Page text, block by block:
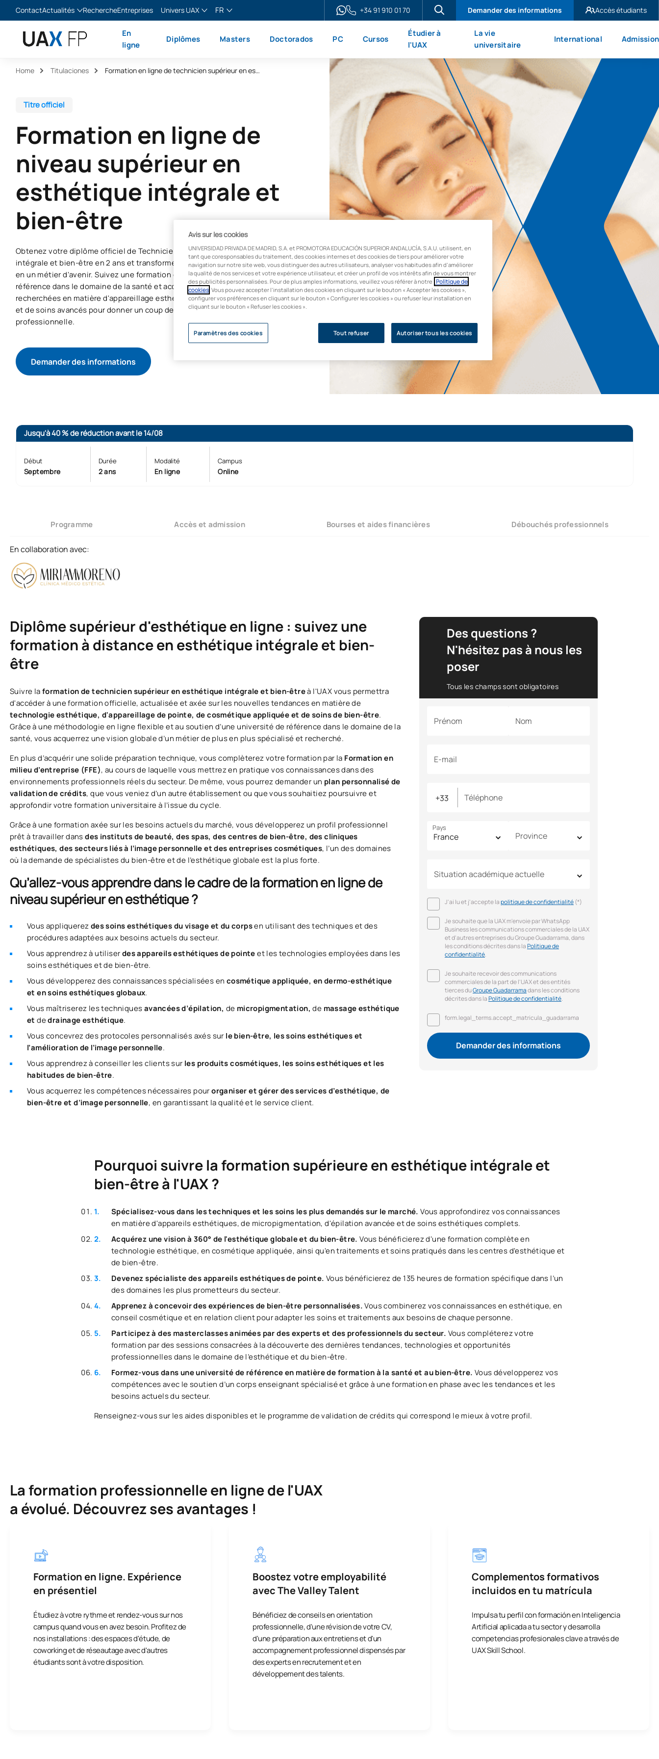
ContactActualités
Actualités
RechercheEntreprises
Univers UAX
FR
English
Italiano
+34 91 910 01 70 Demander des informations
Accès étudiants
UAX Mare Nostrum
En
ligne
Diplômes Masters Doctorados PC Cursos
Étudier à
l'UAX
La vie
universitaire
International Admission
Home Titulaciones Formation en ligne de technicien supérieur en esthétique et bien-être
Titre officiel
Formation en ligne de
niveau supérieur en
esthétique intégrale et
bien-être
Obtenez votre diplôme officiel de Technicien supérieur en esthétique
intégrale et bien-être en 2 ans et transformez votre passion pour l'esthétique
en un métier d'avenir. Suivez une formation en ligne dans une université de
référence dans le domaine de la santé et acquérez les compétences les plus
recherchées en matière d'appareillage esthétique, de cosmétique appliquée
et de soins avancés pour donner un coup de pouce à votre carrière
professionnelle.
Demander des informations
Jusqu'à 40 % de réduction avant le 14/08
Début
Septembre
Durée
2 ans
Modalité
En ligne
Campus
Online
Programme Accès et admission Bourses et aides financières Débouchés professionnels
En collaboration avec:
Diplôme supérieur d'esthétique en ligne : suivez une
formation à distance en esthétique intégrale et bien-
être
Suivre laformation de technicien supérieur en esthétique intégrale et bien-êtreà l'UAX vous permettra
d'accéder à une formation officielle, actualisée et axée sur les nouvelles tendances en matière de
technologie esthétique, d'appareillage de pointe, de cosmétique appliquée et de soins de bien-être.
Grâce à une méthodologie en ligne flexible et au soutien d’une université de référence dans le domaine de la
santé, vous acquerrez une vision globale d’un métier de plus en plus spécialisé et recherché.
En plus d’acquérir une solide préparation technique, vous complèterez votre formation par la Formation en
milieu d’entreprise (FFE), au cours de laquelle vous mettrez en pratique vos connaissances dans des
environnements professionnels réels du secteur. De même, vous pourrez demander un plan personnalisé de
validation de crédits, que vous veniez d’un autre établissement ou que vous souhaitiez poursuivre et
approfondir votre formation universitaire à l’issue du cycle.
Grâce à une formation axée sur les besoins actuels du marché, vous développerez un profil professionnel
prêt à travailler dansdes instituts de beauté, des spas, des centres de bien-être, des cliniques
esthétiques, des secteurs liés à l’image personnelle et des entreprises cosmétiques, l’un des domaines
où la demande de spécialistes du bien-être et de l’esthétique globale est la plus forte.
Qu’allez-vous apprendre dans le cadre de la formation en ligne de
niveau supérieur en esthétique ?
Vous appliquerezdes soins esthétiques du visage et du corpsen utilisant des techniques et des
procédures adaptées aux besoins actuels du secteur.
Vous apprendrez à utiliserdes appareils esthétiques de pointeet les technologies employées dans les
soins esthétiques et de bien-être.
Vous développerez des connaissances spécialisées en cosmétique appliquée, en dermo-esthétique
et en soins esthétiques globaux.
Vous maîtriserez les techniquesavancées d’épilation, de micropigmentation,de massage esthétique
etdedrainage esthétique.
Vous concevrez des protocoles personnalisés axés sur le bien-être, les soins esthétiques et
l’amélioration de l’image personnelle.
Vous apprendrez à conseiller les clients sur les produits cosmétiques, les soins esthétiques et les
habitudes de bien-être.
Vous acquerrez les compétences nécessaires pourorganiser et gérer des services d’esthétique, de
bien-être et d’image personnelle, en garantissant la qualité et le service client.
Des questions ?
N'hésitez pas à nous les
poser
Tous les champs sont obligatoires
Prénom Nom
E-mail
Téléphone
Pays
Province
Situation académique actuelle
J'ai lu et j'accepte lapolitique de confidentialité(*)
Je souhaite que la UAX m'envoie par WhatsApp
Business les communications commerciales de la UAX
et d'autres entreprises du Groupe Guadarrama, dans
les conditions décrites dans laPolitique de
confidentialité.
Je souhaite recevoir des communications
commerciales de la part de l'UAX et des entités
tierces duGroupe Guadarramadans les conditions
décrites dans laPolitique de confidentialité.
form.legal_terms.accept_matricula_guadarrama
Demander des informations
Pourquoi suivre la formation supérieure en esthétique intégrale et
bien-être à l'UAX ?
Spécialisez-vous dans les techniques et les soins les plus demandés sur le marché.Vous approfondirez vos connaissances
en matière d'appareils esthétiques, de micropigmentation, d'épilation avancée et de soins esthétiques complets.
Acquérez une vision à 360° de l'esthétique globale et du bien-être.Vous bénéficierez d'une formation complète en
technologie esthétique, en cosmétique appliquée, ainsi qu'en traitements et soins pratiqués dans les centres d'esthétique et
de bien-être.
Devenez spécialiste des appareils esthétiques de pointe. Vous bénéficierez de 135 heures de formation spécifique dans l’un
des domaines les plus prometteurs du secteur.
Apprenez à concevoir des expériences de bien-être personnalisées.Vous combinerez vos connaissances en esthétique, en
conseil cosmétique et en relation client pour adapter les soins et traitements aux besoins de chaque personne.
Participez à des masterclasses animées par des experts et des professionnels du secteur. Vous compléterez votre
formation par des sessions consacrées à la découverte des dernières tendances, technologies et opportunités
professionnelles dans le domaine de l’esthétique et du bien-être.
Formez-vous dans une université de référence en matière de formation à la santé et au bien-être. Vous développerez vos
compétences avec le soutien d’un corps enseignant spécialisé et grâce à une formation en phase avec les tendances et les
besoins actuels du secteur.
Renseignez-vous sur les aides disponibles et le programme de validation de crédits qui correspond le mieux à votre profil.
La formation professionnelle en ligne de l'UAX
a évolué. Découvrez ses avantages !
Formation en ligne. Expérience
en présentiel
Étudiez à votre rythme et rendez-vous sur nos
campus quand vous en avez besoin. Profitez de
nos installations : des espaces d'étude, de
coworking et de réseautage avec d'autres
étudiants sont à votre disposition.
Boostez votre employabilité
avec The Valley Talent
Bénéficiez de conseils en orientation
professionnelle, d'une révision de votre CV,
d'une préparation aux entretiens et d'un
accompagnement professionnel dispensés par
des experts en recrutement et en
développement des talents.
Complementos formativos
incluidos en tu matrícula
Impulsa tu perfil con formación en Inteligencia
Artificial aplicada a tu sector y desarrolla
competencias profesionales clave a través de
UAX Skill School.
Avis sur les cookies
UNIVERSIDAD PRIVADA DE MADRID, S.A. et PROMOTORA EDUCACIÓN SUPERIOR ANDALUCÍA, S.A.U. utilisent, en
tant que coresponsables du traitement, des cookies internes et des cookies de tiers pour améliorer votre
navigation sur notre site web, vous distinguer des autres utilisateurs, analyser vos habitudes afin d’améliorer
la qualité de nos services et votre expérience utilisateur, et créer un profil de vos intérêts afin de vous montrer
des publicités personnalisées. Pour de plus amples informations, veuillez vous référer à notre Politique de
cookies . Vous pouvez accepter l’installation des cookies en cliquant sur le bouton « Accepter les cookies »,
configurer vos préférences en cliquant sur le bouton « Configurer les cookies » ou refuser leur installation en
cliquant sur le bouton « Refuser les cookies ».
Tout refuser Autoriser tous les cookies
Paramètres des cookies